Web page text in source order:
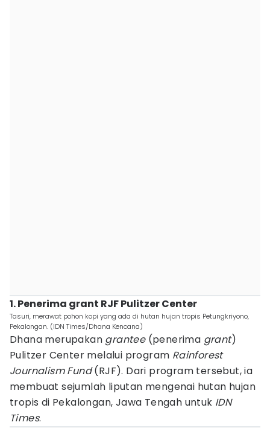
1. Penerima grant RJF Pulitzer Center
Tasuri, merawat pohon kopi yang ada di hutan hujan tropis Petungkriyono,
Pekalongan. (IDN Times/Dhana Kencana)
Dhana merupakan grantee(penerima grant)
Pulitzer Center melalui program Rainforest
Journalism Fund(RJF). Dari program tersebut, ia
membuat sejumlah liputan mengenai hutan hujan
tropis di Pekalongan, Jawa Tengah untuk IDN
Times.